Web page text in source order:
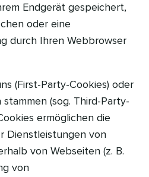
Endgerät gespeichert,
oder eine
durch Ihren Webbrowser
(First-Party-Cookies) oder
(sog. Third-Party-
ermöglichen die
Dienstleistungen von
von Webseiten (z. B.
von